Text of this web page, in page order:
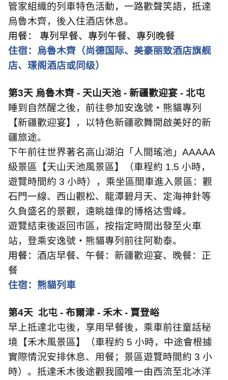
管家組織的列車特色活動，一路歡聲笑語，抵達
烏魯木齊，後入住酒店休息。
用餐： 專列早餐、專列午餐、專列晚餐
住宿：烏魯木齊（尚德国际、美豪丽致酒店旗舰
店、璟阁酒店或同级）
第3天 烏魯木齊 - 天山天池 - 新疆歡迎宴 - 北屯
睡到自然醒之後，前往參加安逸號・熊貓專列
【新疆歡迎宴】，以特色新疆歌舞開啟美好的新
疆旅途。
下午前往世界著名高山湖泊「人間瑤池」 AAAAA
級景區【天山天池風景區】（車程約 1.5 小時，
遊覽時間約 3 小時），乘坐區間車進入景區：觀
石門一線、西山觀松、龍潭碧月天、定海神針等
久負盛名的景觀，遠眺雄偉的博格达雪峰。
遊覽結束後返回市區，按指定時間出發至火車
站，登乘安逸號・熊貓專列前往阿勒泰。
用餐： 酒店早餐、午餐：新疆歡迎宴、晚餐：正
餐
住宿：熊貓列車
第4天 北屯 - 布爾津 - 禾木 - 賈登峪
早上抵達北屯後，享用早餐後，乘車前往童話秘
境【禾木風景區】（車程約 5 小時，中途會根據
實際情況安排休息、用餐；景區遊覽時間約 3 小
時）。抵達禾木後途觀我國唯一由西流至北冰洋